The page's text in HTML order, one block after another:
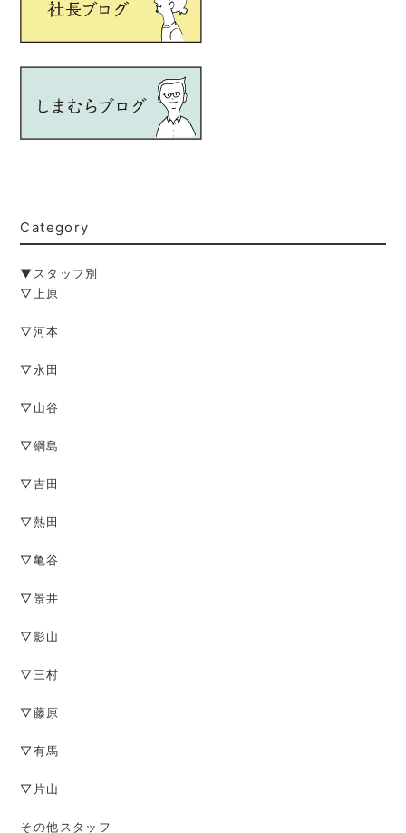
Category
▼スタッフ別
▽上原
▽河本
▽永田
▽山谷
▽綱島
▽吉田
▽熱田
▽亀谷
▽景井
▽影山
▽三村
▽藤原
▽有馬
▽片山
その他スタッフ